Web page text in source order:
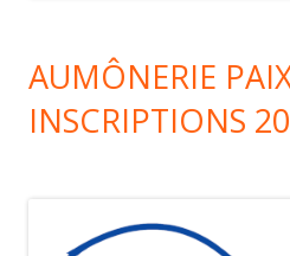
AUMÔNERIE
INSCRIPTIONS